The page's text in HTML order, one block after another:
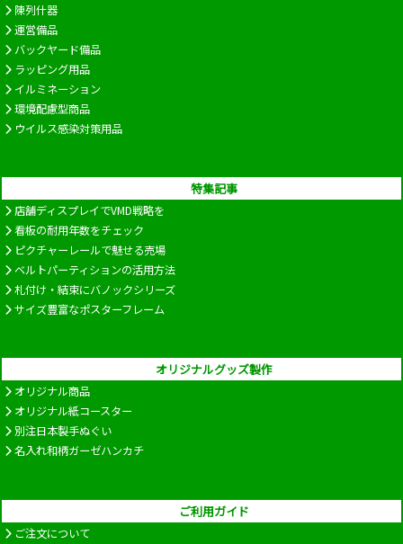
陳列什器
運営備品
バックヤード備品
ラッピング用品
イルミネーション
環境配慮型商品
ウイルス感染対策用品
特集記事
店舗ディスプレイでVMD戦略を
看板の耐用年数をチェック
ピクチャーレールで魅せる売場
ベルトパーティションの活用方法
札付け・結束にバノックシリーズ
サイズ豊富なポスターフレーム
オリジナルグッズ製作
オリジナル商品
オリジナル紙コースター
別注日本製手ぬぐい
名入れ和柄ガーゼハンカチ
ご利用ガイド
ご注文について